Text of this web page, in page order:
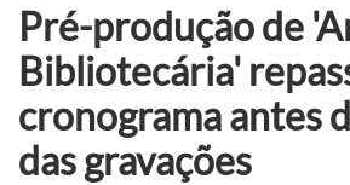
Pré-produção de
Bibliotecária'
cronograma antes
das gravações